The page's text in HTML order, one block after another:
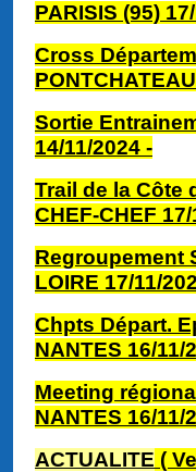
PARISIS (95)
Cross
Sortie
14/11/2024 -
Trail de la Côte
CHEF-CHEF 17/
Regroupement
LOIRE 17/11/
Chpts Départ.
NANTES 16/11/
Meeting
NANTES 16/11/
ACTUALITE (